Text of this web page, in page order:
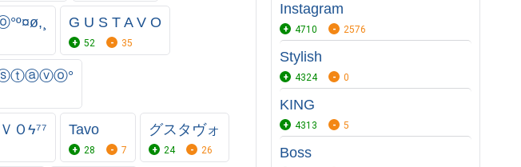
G U S T A V O
52 35
Ｏϟ⁷⁷ Tavo
28 7
グスタヴォ
24 26
Instagram
4710 2576
Stylish
4324 0
KING
4313 5
Boss